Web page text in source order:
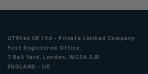
UTRtek UK Ltd - Private Limited Company
First Registered Office:
7 Bell Yard, London, WC2A 2JR
ENGLAND - UK